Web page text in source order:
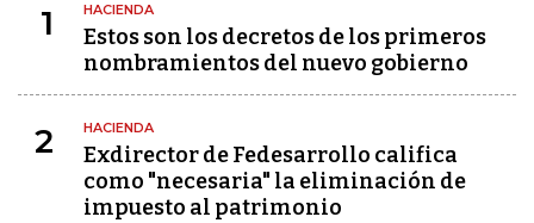
1 HACIENDA
Estos son los decretos de los primeros
nombramientos del nuevo gobierno
2 HACIENDA
Exdirector de Fedesarrollo califica
como "necesaria" la eliminación de
impuesto al patrimonio